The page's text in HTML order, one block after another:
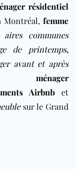
résidentiel
Montréal, femme
communes
de printemps,
avant et après
ménager
Airbnb et
sur le Grand